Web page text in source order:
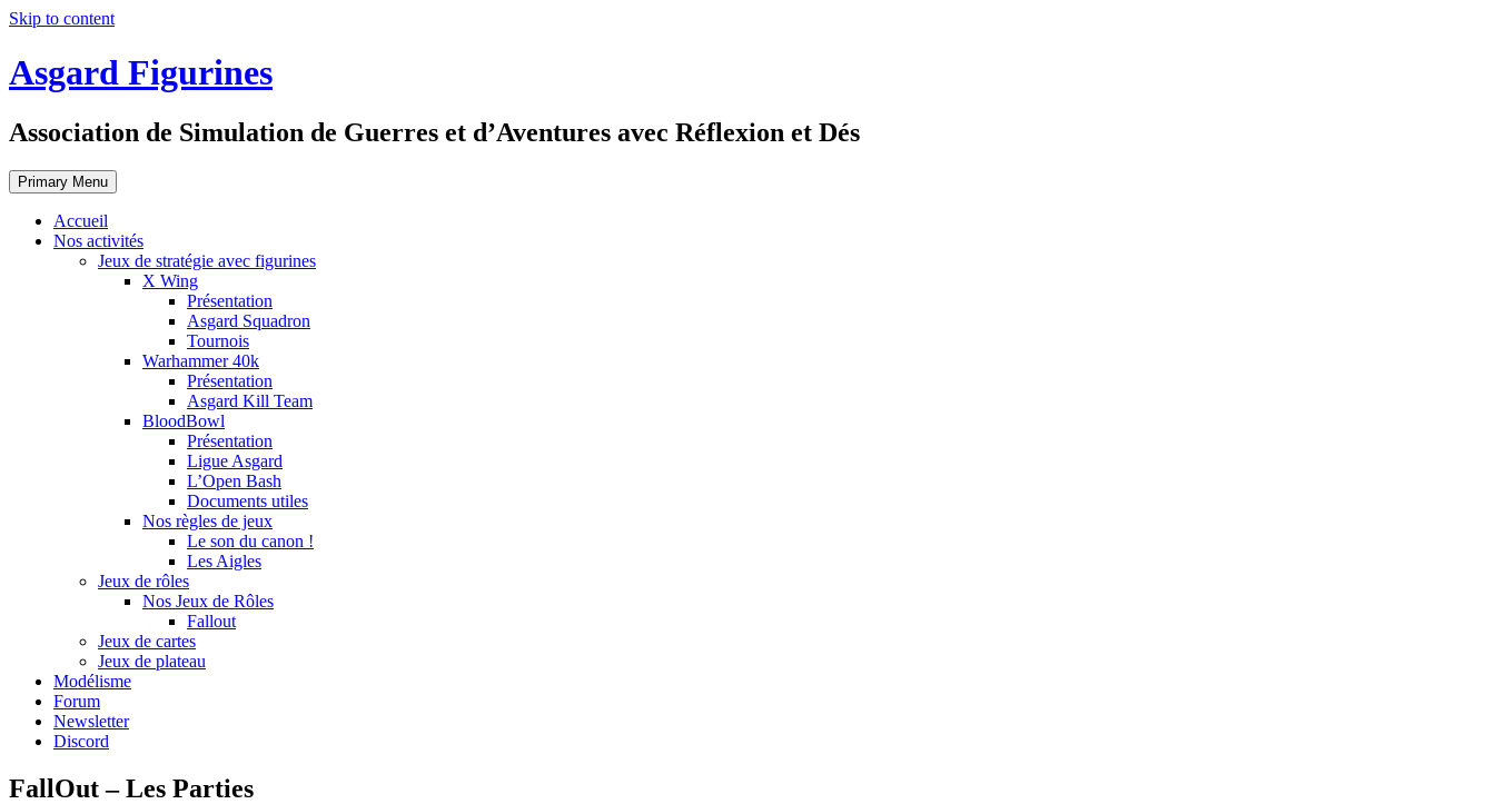
Skip to content
Asgard Figurines
Association de Simulation de Guerres et d’Aventures avec Réflexion et Dés
Primary Menu
Accueil
Nos activités
Jeux de stratégie avec figurines
X Wing
Présentation
Asgard Squadron
Tournois
Warhammer 40k
Présentation
Asgard Kill Team
BloodBowl
Présentation
Ligue Asgard
L’Open Bash
Documents utiles
Nos règles de jeux
Le son du canon !
Les Aigles
Jeux de rôles
Nos Jeux de Rôles
Fallout
Jeux de cartes
Jeux de plateau
Modélisme
Forum
Newsletter
Discord
FallOut – Les Parties